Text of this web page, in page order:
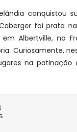
conquistou
foi prata
Albertville, na
Curiosamente,
na patinação